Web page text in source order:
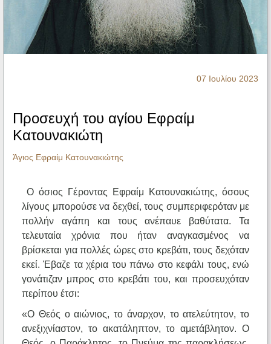
07 Ιουλίου 2023
Προσευχή του αγίου Εφραίμ
Κατουνακιώτη
Άγιος Εφραίμ Κατουνακιώτης
Ο όσιος Γέροντας Εφραίμ Κατουνακιώτης, όσους
λίγους μπορούσε να δεχθεί, τους συμπεριφερόταν με
πολλήν αγάπη και τους ανέπαυε βαθύτατα. Τα
τελευταία χρόνια που ήταν αναγκασμένος να
βρίσκεται για πολλές ώρες στο κρεβάτι, τους δεχόταν
εκεί. Έβαζε τα χέρια του πάνω στο κεφάλι τους, ενώ
γονάτιζαν μπρος στο κρεβάτι του, και προσευχόταν
περίπου έτσι:
«Ο Θεός ο αιώνιος, το άναρχον, το ατελεύτητον, το
ανεξιχνίαστον, το ακατάληπτον, το αμετάβλητον. Ο